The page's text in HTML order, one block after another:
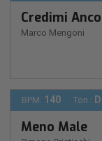
Credimi
Marco Mengoni
BPM: 140 Ton.:
Meno Male